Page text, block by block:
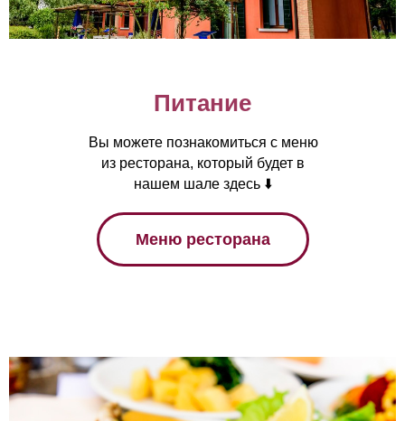
Вы можете познакомиться с меню
из ресторана, который будет в
нашем шале здесь ⬇️
Питание
Меню ресторана